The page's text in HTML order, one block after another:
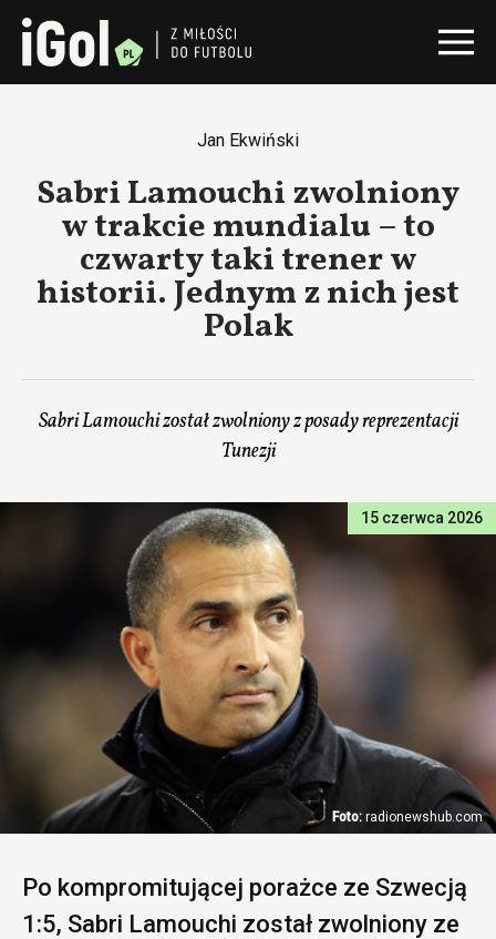
Jan Ekwiński
Sabri Lamouchi zwolniony
w trakcie mundialu – to
czwarty taki trener w
historii. Jednym z nich jest
Polak
Sabri Lamouchi został zwolniony z posady reprezentacji
Tunezji
15 czerwca 2026
radionewshub.com
Po kompromitującej porażce ze Szwecją
1:5, Sabri Lamouchi został zwolniony ze